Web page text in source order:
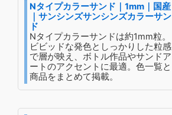
Nタイプカラーサンド｜1mm｜国産
｜サンシンズサンシンズカラーサン
ド
Nタイプカラーサンドは約1mm粒。
ビビッドな発色としっかりした粒感
で層が映え、ボトル作品やサンドア
ートのアクセントに最適。色一覧と
商品をまとめて掲載。